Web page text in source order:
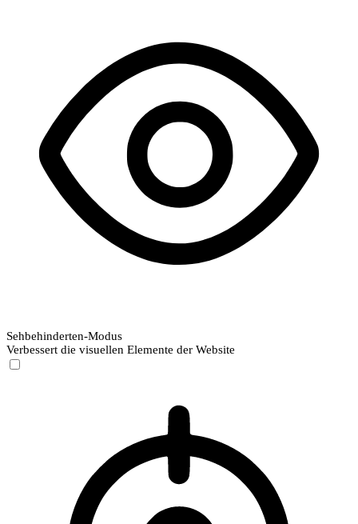
Sehbehinderten-Modus
Verbessert die visuellen Elemente der Website